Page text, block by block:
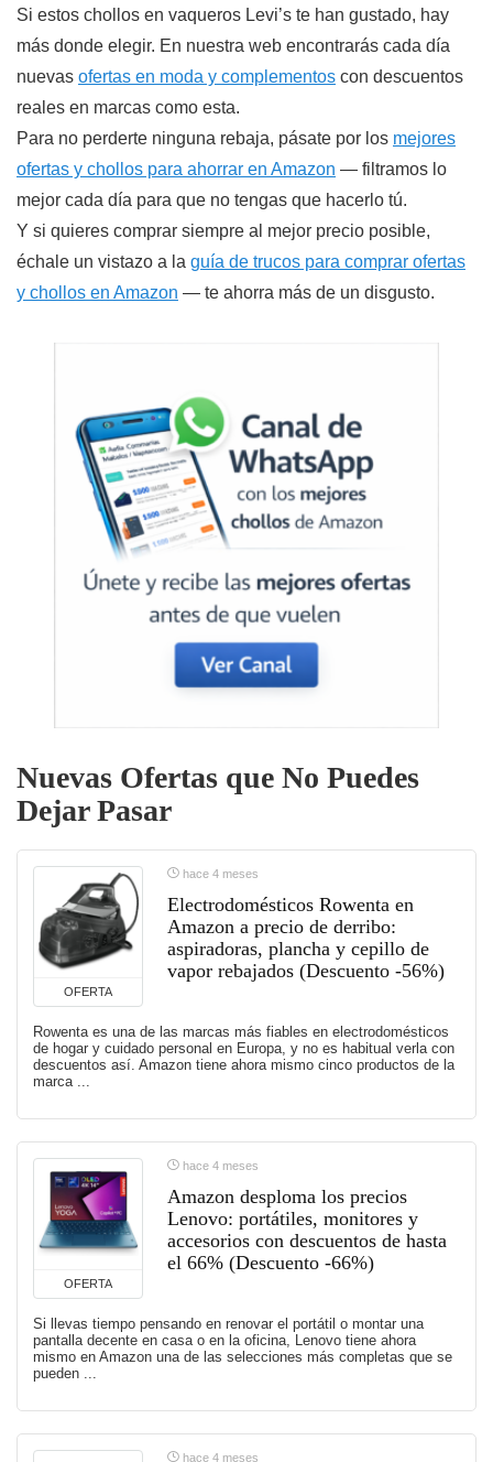
Si estos chollos en vaqueros Levi’s te han gustado, hay
más donde elegir. En nuestra web encontrarás cada día
nuevas ofertas en moda y complementos con descuentos
reales en marcas como esta.
Para no perderte ninguna rebaja, pásate por los mejores
ofertas y chollos para ahorrar en Amazon — filtramos lo
mejor cada día para que no tengas que hacerlo tú.
Y si quieres comprar siempre al mejor precio posible,
échale un vistazo a la guía de trucos para comprar ofertas
y chollos en Amazon — te ahorra más de un disgusto.
Nuevas Ofertas que No Puedes
Dejar Pasar
OFERTA
hace 4 meses
Electrodomésticos Rowenta en
Amazon a precio de derribo:
aspiradoras, plancha y cepillo de
vapor rebajados (Descuento -56%)
Rowenta es una de las marcas más fiables en electrodomésticos
de hogar y cuidado personal en Europa, y no es habitual verla con
descuentos así. Amazon tiene ahora mismo cinco productos de la
marca ...
OFERTA
hace 4 meses
Amazon desploma los precios
Lenovo: portátiles, monitores y
accesorios con descuentos de hasta
el 66% (Descuento -66%)
Si llevas tiempo pensando en renovar el portátil o montar una
pantalla decente en casa o en la oficina, Lenovo tiene ahora
mismo en Amazon una de las selecciones más completas que se
pueden ...
hace 4 meses